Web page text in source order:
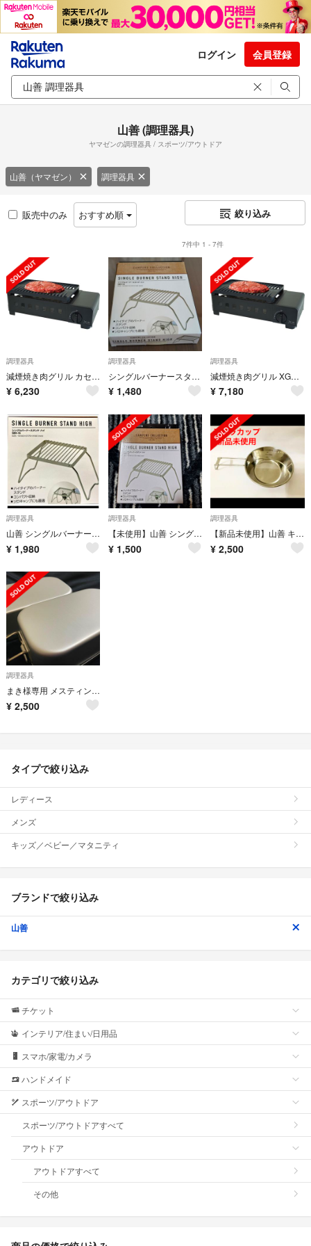
ログイン 会員登録
山善 (調理器具)
ヤマゼンの調理器具 / スポーツ/アウトドア
山善（ヤマゼン） 調理器具
販売中のみ おすすめ順 絞り込み
7件中 1 - 7件
調理器具
減煙焼き肉グリル カセットガス ホットプレート キャンプ アウトドア
¥ 6,230
調理器具
シングルバーナースタンド ハイ SBH-16
¥ 1,480
調理器具
減煙焼き肉グリル XGRILL (B) 55% 減煙 カセットガス アウトドア用
¥ 7,180
調理器具
山善 シングルバーナースタンド 折りたたみ SBH-16 ハイタイプ
¥ 1,980
調理器具
【未使用】山善 シングルバーナースタンド ハイ 折りたたみ SBH-16
¥ 1,500
調理器具
【新品未使用】山善 キャンパーズコレクション シェラカップ SC-280
¥ 2,500
調理器具
まき様専用 メスティン2個セット
¥ 2,500
タイプで絞り込み
レディース
メンズ
キッズ／ベビー／マタニティ
ブランドで絞り込み
山善
カテゴリで絞り込み
チケット
インテリア/住まい/日用品
スマホ/家電/カメラ
ハンドメイド
スポーツ/アウトドア
スポーツ/アウトドアすべて
アウトドア
アウトドアすべて
その他